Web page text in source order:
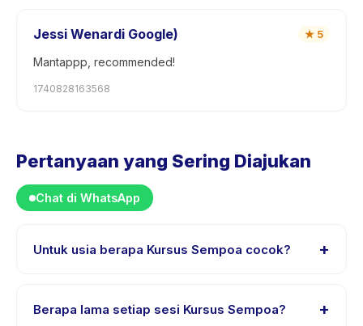
Jessi Wenardi Google) ★ 5
Mantappp, recommended!
1740828163568
Pertanyaan yang Sering Diajukan
Chat di WhatsApp
Untuk usia berapa Kursus Sempoa cocok? +
tahun. Instruktur menyesuaikan program untuk berbagai
tingkat kemampuan dalam rentang usia ini sehingga
Berapa lama setiap sesi Kursus Sempoa? +